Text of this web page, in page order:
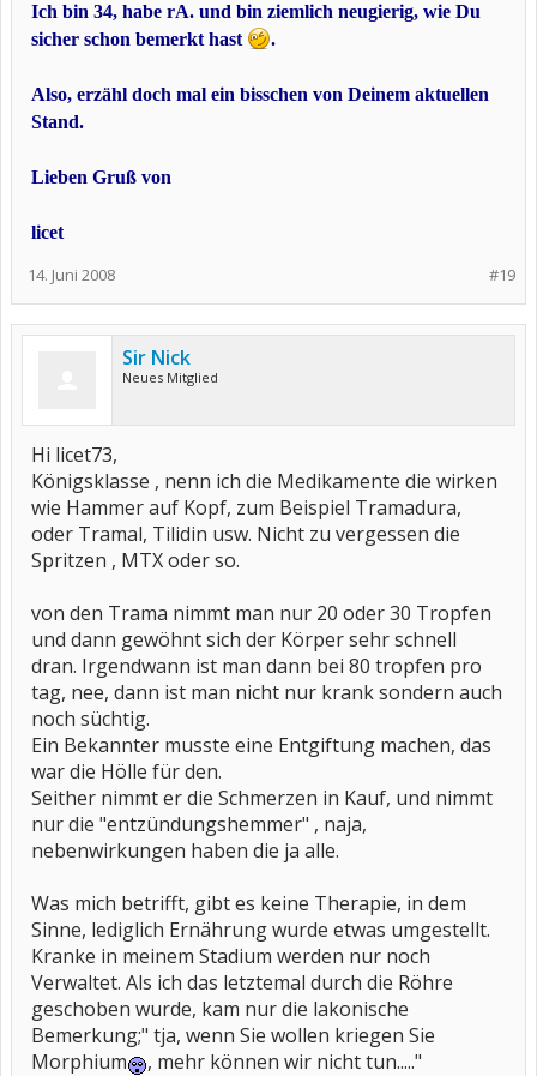
Ich bin 34, habe rA. und bin ziemlich neugierig, wie Du
sicher schon bemerkt hast
.
Also, erzähl doch mal ein bisschen von Deinem aktuellen
Stand.
Lieben Gruß von
licet
#19
14. Juni 2008
Sir Nick
Neues Mitglied
Hi licet73,
Königsklasse , nenn ich die Medikamente die wirken
wie Hammer auf Kopf, zum Beispiel Tramadura,
oder Tramal, Tilidin usw. Nicht zu vergessen die
Spritzen , MTX oder so.
von den Trama nimmt man nur 20 oder 30 Tropfen
und dann gewöhnt sich der Körper sehr schnell
dran. Irgendwann ist man dann bei 80 tropfen pro
tag, nee, dann ist man nicht nur krank sondern auch
noch süchtig.
Ein Bekannter musste eine Entgiftung machen, das
war die Hölle für den.
Seither nimmt er die Schmerzen in Kauf, und nimmt
nur die "entzündungshemmer" , naja,
nebenwirkungen haben die ja alle.
Was mich betrifft, gibt es keine Therapie, in dem
Sinne, lediglich Ernährung wurde etwas umgestellt.
Kranke in meinem Stadium werden nur noch
Verwaltet. Als ich das letztemal durch die Röhre
geschoben wurde, kam nur die lakonische
Bemerkung;" tja, wenn Sie wollen kriegen Sie
Morphium
, mehr können wir nicht tun....."